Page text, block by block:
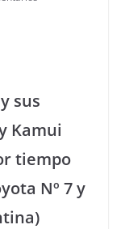
sus
Kamui
tiempo
Nº 7 y